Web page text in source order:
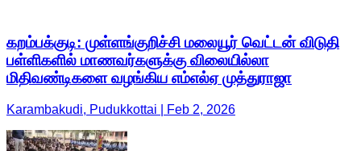
கறம்பக்குடி: முள்ளங்குறிச்சி மலையூர் வெட்டன் விடுதி
பள்ளிகளில் மாணவர்களுக்கு விலையில்லா
மிதிவண்டிகளை வழங்கிய எம்எல்ஏ முத்துராஜா
Karambakudi, Pudukkottai | Feb 2, 2026